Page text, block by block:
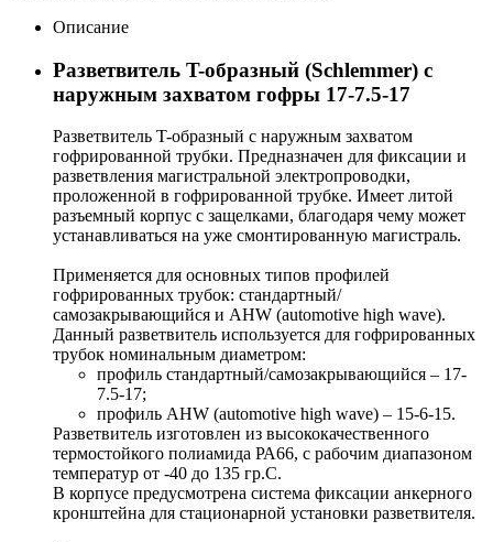
Описание
Разветвитель T-образный (Schlemmer) с
наружным захватом гофры 17-7.5-17
Разветвитель T-образный с наружным захватом
гофрированной трубки. Предназначен для фиксации и
разветвления магистральной электропроводки,
проложенной в гофрированной трубке. Имеет литой
разъемный корпус с защелками, благодаря чему может
устанавливаться на уже смонтированную магистраль.
Применяется для основных типов профилей
гофрированных трубок: стандартный/
самозакрывающийся и AHW (automotive high wave).
Данный разветвитель используется для гофрированных
трубок номинальным диаметром:
профиль стандартный/самозакрывающийся – 17-
7.5-17;
профиль AHW (automotive high wave) – 15-6-15.
Разветвитель изготовлен из высококачественного
термостойкого полиамида РА66, с рабочим диапазоном
температур от -40 до 135 гр.С.
В корпусе предусмотрена система фиксации анкерного
кронштейна для стационарной установки разветвителя.